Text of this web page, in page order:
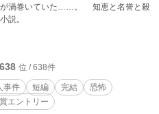
が渦巻いていた……。 知恵と名誉と殺
説。
638 位 / 638件
事件 短編 完結
恐怖
エントリー